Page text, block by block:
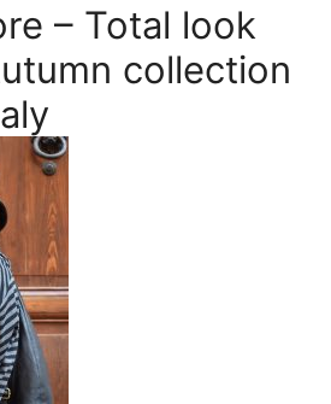
– Total look
collection